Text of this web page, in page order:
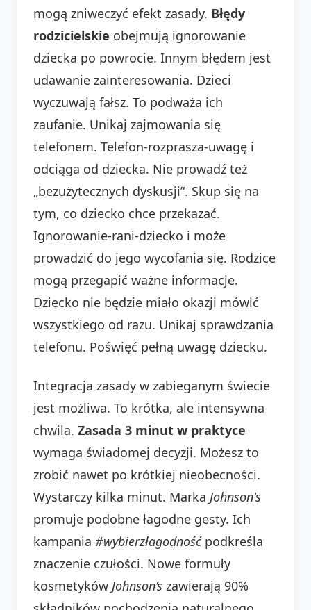
mogą zniweczyć efekt zasady. Błędy
rodzicielskie obejmują ignorowanie
dziecka po powrocie. Innym błędem jest
udawanie zainteresowania. Dzieci
wyczuwają fałsz. To podważa ich
zaufanie. Unikaj zajmowania się
telefonem. Telefon-rozprasza-uwagę i
odciąga od dziecka. Nie prowadź też
„bezużytecznych dyskusji”. Skup się na
tym, co dziecko chce przekazać.
Ignorowanie-rani-dziecko i może
prowadzić do jego wycofania się. Rodzice
mogą przegapić ważne informacje.
Dziecko nie będzie miało okazji mówić
wszystkiego od razu. Unikaj sprawdzania
telefonu. Poświęć pełną uwagę dziecku.
Integracja zasady w zabieganym świecie
jest możliwa. To krótka, ale intensywna
chwila. Zasada 3 minut w praktyce
wymaga świadomej decyzji. Możesz to
zrobić nawet po krótkiej nieobecności.
Wystarczy kilka minut. Marka Johnson's
promuje podobne łagodne gesty. Ich
kampania #wybierzłagodnośćpodkreśla
znaczenie czułości. Nowe formuły
kosmetyków Johnson’s zawierają 90%